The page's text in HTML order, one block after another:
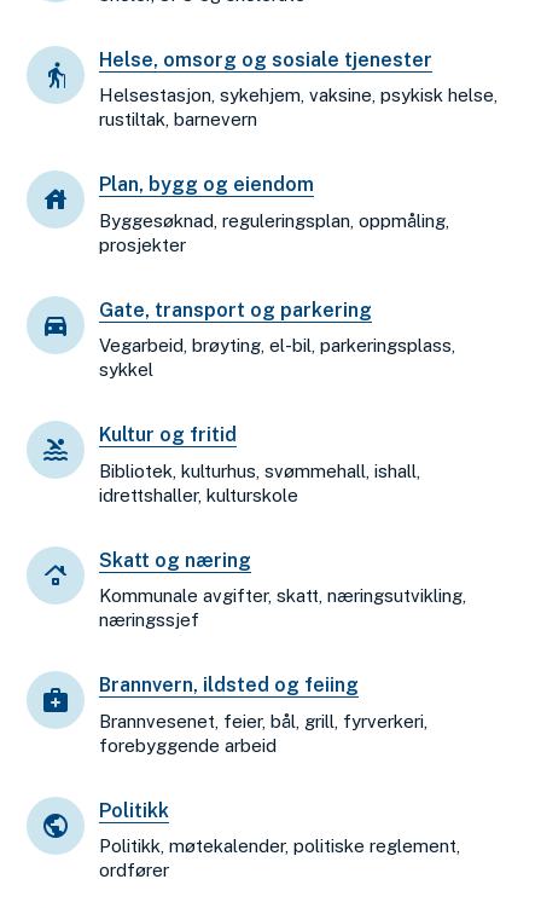
Helse, omsorg og sosiale tjenester
Helsestasjon, sykehjem, vaksine, psykisk helse,
rustiltak, barnevern
Plan, bygg og eiendom
Byggesøknad, reguleringsplan, oppmåling,
prosjekter
Gate, transport og parkering
Vegarbeid, brøyting, el-bil, parkeringsplass,
sykkel
Kultur og fritid
Bibliotek, kulturhus, svømmehall, ishall,
idrettshaller, kulturskole
Skatt og næring
Kommunale avgifter, skatt, næringsutvikling,
næringssjef
Brannvern, ildsted og feiing
Brannvesenet, feier, bål, grill, fyrverkeri,
forebyggende arbeid
Politikk
Politikk, møtekalender, politiske reglement,
ordfører